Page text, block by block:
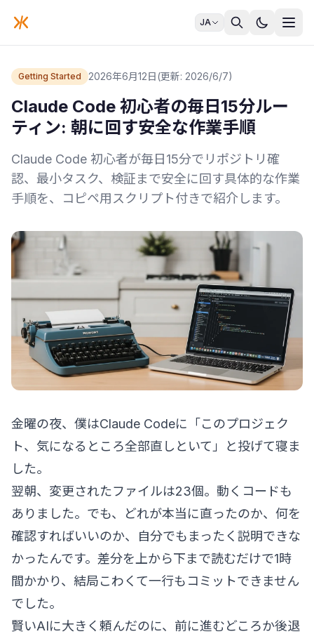
JA
Getting Started 2026年6月12日(更新: 2026/6/7)
Claude Code 初心者の毎日15分ルー
ティン: 朝に回す安全な作業手順
Claude Code 初心者が毎日15分でリポジトリ確
認、最小タスク、検証まで安全に回す具体的な作業
手順を、コピペ用スクリプト付きで紹介します。
金曜の夜、僕はClaude Codeに「このプロジェク
ト、気になるところ全部直しといて」と投げて寝ま
した。
翌朝、変更されたファイルは23個。動くコードも
ありました。でも、どれが本当に直ったのか、何を
確認すればいいのか、自分でもまったく説明できな
かったんです。差分を上から下まで読むだけで1時
間かかり、結局こわくて一行もコミットできません
でした。
賢いAIに大きく頼んだのに、前に進むどころか後退